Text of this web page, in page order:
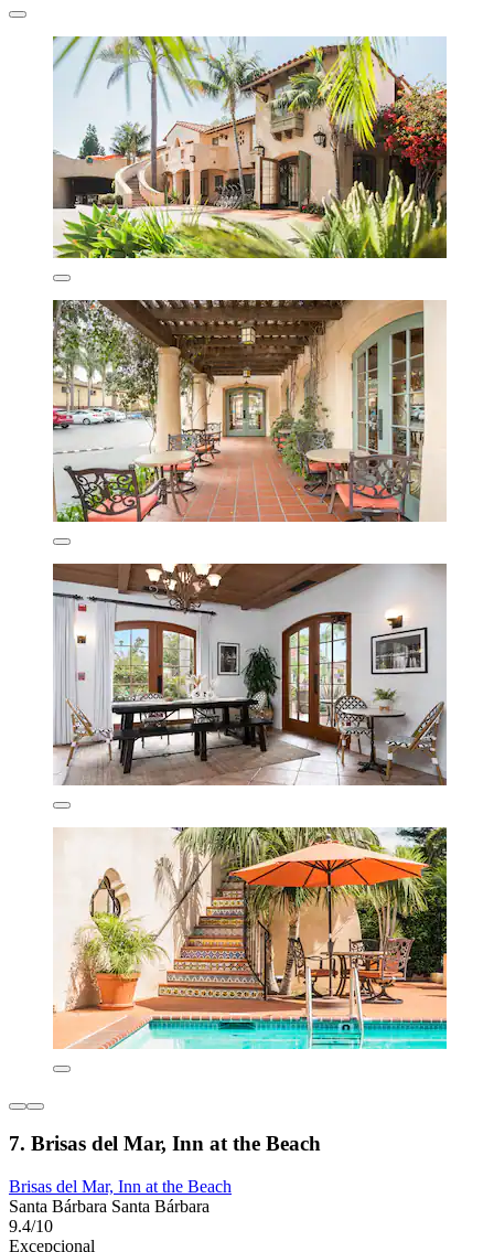
7. Brisas del Mar, Inn at the Beach
Brisas del Mar, Inn at the Beach
Santa Bárbara Santa Bárbara
9.4/10
Excepcional